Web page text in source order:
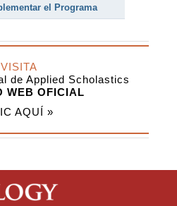
el Programa
VISITA
WEB OFICIAL
AQUÍ »